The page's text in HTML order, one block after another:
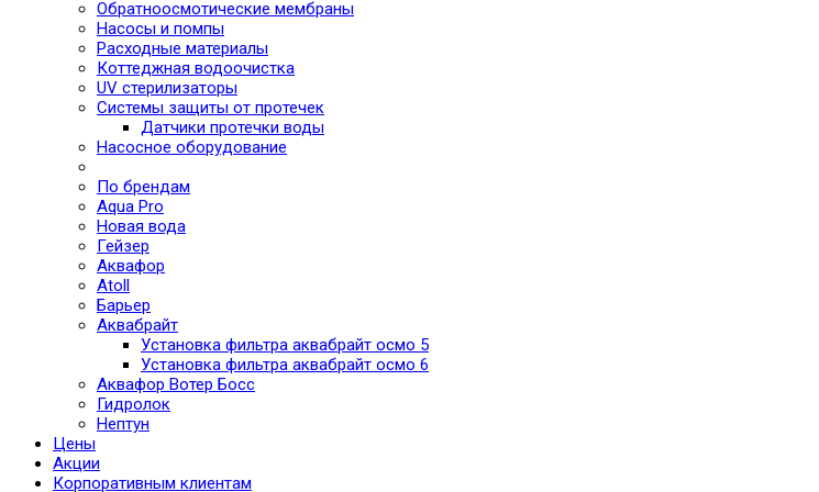
Обратноосмотические мембраны
Насосы и помпы
Расходные материалы
Коттеджная водоочистка
UV стерилизаторы
Системы защиты от протечек
Датчики протечки воды
Насосное оборудование
По брендам
Aqua Pro
Новая вода
Гейзер
Аквафор
Atoll
Барьер
Аквабрайт
Установка фильтра аквабрайт осмо 5
Установка фильтра аквабрайт осмо 6
Аквафор Вотер Босс
Гидролок
Нептун
Цены
Акции
Корпоративным клиентам